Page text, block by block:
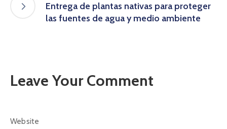
Entrega de plantas nativas para proteger
las fuentes de agua y medio ambiente
Leave Your Comment